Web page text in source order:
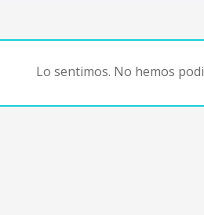
Lo sentimos. No hemos